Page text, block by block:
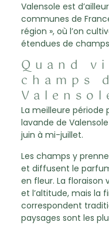
Valensole est
communes de
région », où l’on
étendues de
Quand
champs
La meilleure période
lavande de
juin à mi-juillet.
Les champs y
et diffusent le
en fleur. La floraison
et l’altitude, mais la
correspondent
paysages sont les